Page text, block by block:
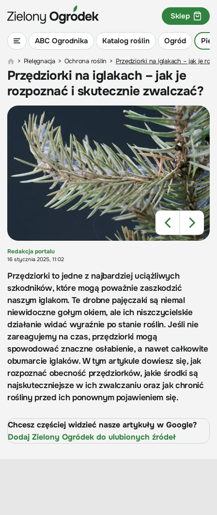
ABC Ogrodnika Katalog roślin Ogród
Sklep
> Pielęgnacja > Ochrona roślin > Przędziorki na iglakach – jak je
Przędziorki na iglakach – jak je
rozpoznać i skutecznie zwalczać?
Redakcja portalu
16 stycznia 2025, 11:02
Przędziorki to jedne z najbardziej uciążliwych
szkodników, które mogą poważnie zaszkodzić
naszym iglakom. Te drobne pajęczaki są niemal
niewidoczne gołym okiem, ale ich niszczycielskie
działanie widać wyraźnie po stanie roślin. Jeśli nie
zareagujemy na czas, przędziorki mogą
spowodować znaczne osłabienie, a nawet całkowite
obumarcie iglaków. W tym artykule dowiesz się, jak
rozpoznać obecność przędziorków, jakie środki są
najskuteczniejsze w ich zwalczaniu oraz jak chronić
rośliny przed ich ponownym pojawieniem się.
Chcesz częściej widzieć nasze artykuły w Google?
Dodaj Zielony Ogródek do ulubionych źródeł